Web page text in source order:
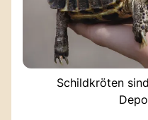
Schildkröten